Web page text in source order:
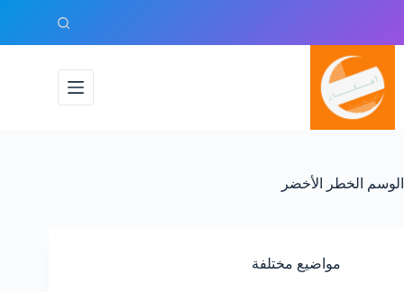
المحتوى
الوسم الخطر الأخضر
مواضيع مختلفة